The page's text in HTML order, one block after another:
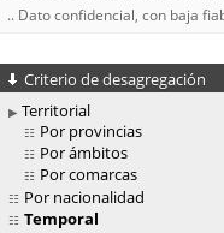
.. Dato confidencial, con baja
Criterio de desagregación
Territorial
Por provincias
Por ámbitos
Por comarcas
Por nacionalidad
Temporal